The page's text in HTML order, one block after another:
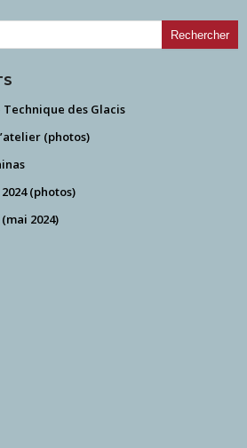
Technique des Glacis
(photos)
(photos)
2024)